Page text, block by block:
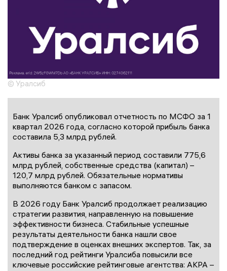
© Уралсиб
Банк Уралсиб опубликовал отчетность по МСФО за 1
квартал 2026 года, согласно которой прибыль банка
составила 5,3 млрд рублей.
Активы банка за указанный период составили 775,6
млрд рублей, собственные средства (капитал) –
120,7 млрд рублей. Обязательные нормативы
выполняются банком с запасом.
В 2026 году Банк Уралсиб продолжает реализацию
стратегии развития, направленную на повышение
эффективности бизнеса. Стабильные успешные
результаты деятельности банка нашли свое
подтверждение в оценках внешних экспертов. Так, за
последний год рейтинги Уралсиба повысили все
ключевые российские рейтинговые агентства: АКРА –